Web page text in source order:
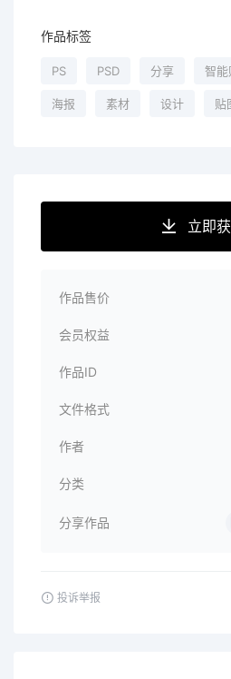
作品标签
PS PSD 分享 智能
海报 素材 设计 贴
立即
作品售价
会员权益
作品ID
文件格式
作者
分类
分享作品
投诉举报